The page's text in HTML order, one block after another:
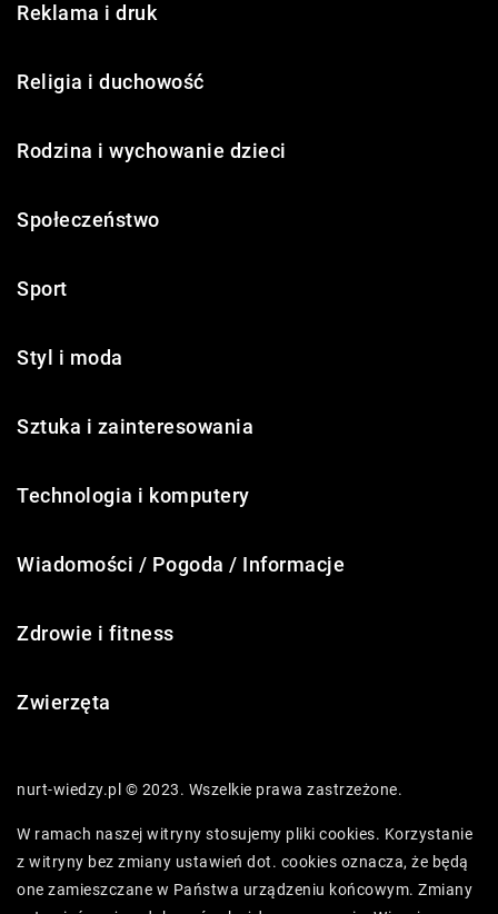
Reklama i druk
Religia i duchowość
Rodzina i wychowanie dzieci
Społeczeństwo
Sport
Styl i moda
Sztuka i zainteresowania
Technologia i komputery
Wiadomości / Pogoda / Informacje
Zdrowie i fitness
Zwierzęta
nurt-wiedzy.pl © 2023. Wszelkie prawa zastrzeżone.
W ramach naszej witryny stosujemy pliki cookies. Korzystanie
z witryny bez zmiany ustawień dot. cookies oznacza, że będą
one zamieszczane w Państwa urządzeniu końcowym. Zmiany